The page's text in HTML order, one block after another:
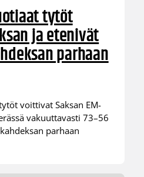
tytöt
ja etenivät
parhaan
voittivat Saksan EM-
vakuuttavasti 73–56
parhaan